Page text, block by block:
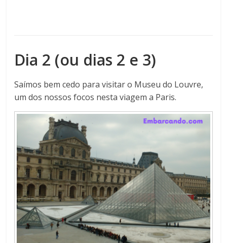
Dia 2 (ou dias 2 e 3)
Saímos bem cedo para visitar o Museu do Louvre,
um dos nossos focos nesta viagem a Paris.